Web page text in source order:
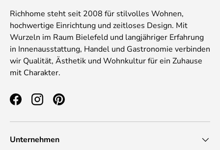
Richhome steht seit 2008 für stilvolles Wohnen,
hochwertige Einrichtung und zeitloses Design. Mit
Wurzeln im Raum Bielefeld und langjähriger Erfahrung
in Innenausstattung, Handel und Gastronomie verbinden
wir Qualität, Ästhetik und Wohnkultur für ein Zuhause
mit Charakter.
FacebookInstagramPinterest
Unternehmen